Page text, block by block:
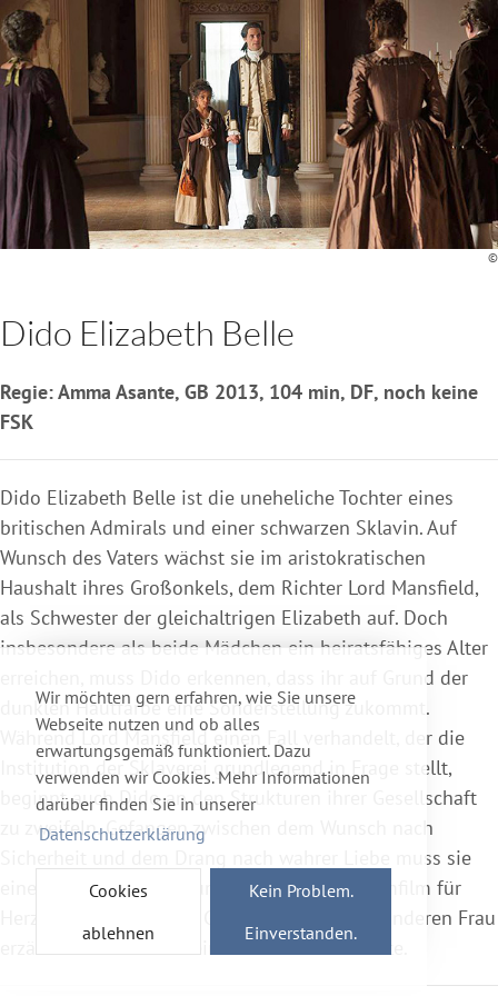
Wir möchten gern erfahren, wie Sie unsere
Webseite nutzen und ob alles
erwartungsgemäß funktioniert. Dazu
verwenden wir Cookies. Mehr Informationen
darüber finden Sie in unserer
Datenschutzerklärung
Cookies
ablehnen
Kein Problem.
Einverstanden.
©
Dido Elizabeth Belle
Regie: Amma Asante, GB 2013, 104 min, DF, noch keine
FSK
Dido Elizabeth Belle ist die uneheliche Tochter eines
britischen Admirals und einer schwarzen Sklavin. Auf
Wunsch des Vaters wächst sie im aristokratischen
Haushalt ihres Großonkels, dem Richter Lord Mansfield,
als Schwester der gleichaltrigen Elizabeth auf. Doch
insbesondere als beide Mädchen ein heiratsfähiges Alter
erreichen, muss Dido erkennen, dass ihr auf Grund der
dunklen Hautfarbe eine Sonderstellung zukommt.
Während Lord Mansfield einen Fall verhandelt, der die
Institution der Sklaverei grundlegend in Frage stellt,
beginnt auch Dido an den Strukturen ihrer Gesellschaft
zu zweifeln. Gefangen zwischen dem Wunsch nach
Sicherheit und dem Drang nach wahrer Liebe muss sie
eine mutige Entscheidung treffen. Ein Kostümfilm für
Herz und Seele, der die Geschichte einer besonderen Frau
erzählt. Basierend auf einer wahren Geschichte.